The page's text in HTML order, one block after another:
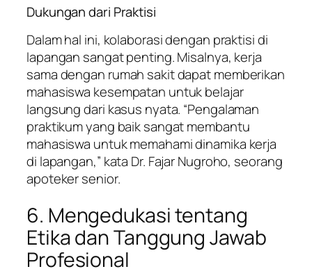
Dukungan dari Praktisi
Dalam hal ini, kolaborasi dengan praktisi di
lapangan sangat penting. Misalnya, kerja
sama dengan rumah sakit dapat memberikan
mahasiswa kesempatan untuk belajar
langsung dari kasus nyata. “Pengalaman
praktikum yang baik sangat membantu
mahasiswa untuk memahami dinamika kerja
di lapangan,” kata Dr. Fajar Nugroho, seorang
apoteker senior.
6. Mengedukasi tentang
Etika dan Tanggung Jawab
Profesional